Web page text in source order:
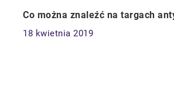
Co można znaleźć na targach
18 kwietnia 2019